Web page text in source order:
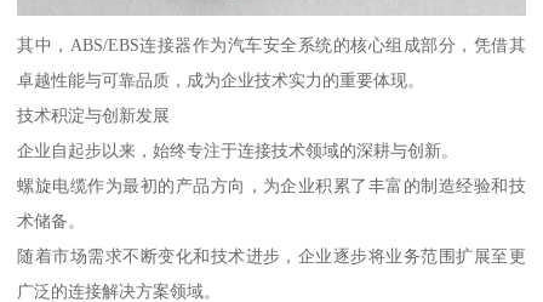
其中，ABS/EBS连接器作为汽车安全系统的核心组成部分，凭借其
卓越性能与可靠品质，成为企业技术实力的重要体现。
技术积淀与创新发展
企业自起步以来，始终专注于连接技术领域的深耕与创新。
螺旋电缆作为最初的产品方向，为企业积累了丰富的制造经验和技
术储备。
随着市场需求不断变化和技术进步，企业逐步将业务范围扩展至更
广泛的连接解决方案领域。